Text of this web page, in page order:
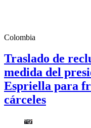
Colombia
Traslado de
medida del
Espriella para
cárceles